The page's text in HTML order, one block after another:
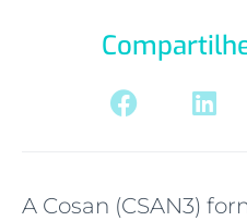
A Cosan (CSAN3)